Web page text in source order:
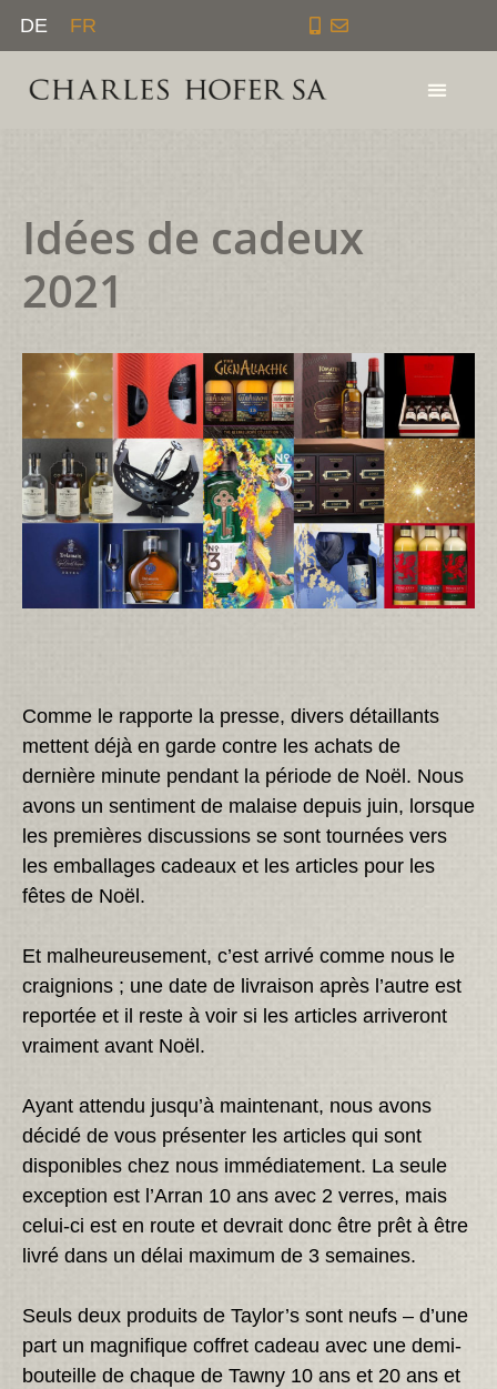
Aller
contenu
DE FR
Idées de cadeux
2021
Comme le rapporte la presse, divers détaillants
mettent déjà en garde contre les achats de
dernière minute pendant la période de Noël. Nous
avons un sentiment de malaise depuis juin, lorsque
les premières discussions se sont tournées vers
les emballages cadeaux et les articles pour les
fêtes de Noël.
Et malheureusement, c’est arrivé comme nous le
craignions ; une date de livraison après l’autre est
reportée et il reste à voir si les articles arriveront
vraiment avant Noël.
Ayant attendu jusqu’à maintenant, nous avons
décidé de vous présenter les articles qui sont
disponibles chez nous immédiatement. La seule
exception est l’Arran 10 ans avec 2 verres, mais
celui-ci est en route et devrait donc être prêt à être
livré dans un délai maximum de 3 semaines.
Seuls deux produits de Taylor’s sont neufs – d’une
part un magnifique coffret cadeau avec une demi-
bouteille de chaque de Tawny 10 ans et 20 ans et